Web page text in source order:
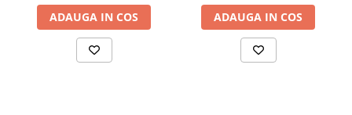
Educație și carte școlară
Metoda Montessori
Culegeri și materiale auxiliare
ADAUGA IN COS ADAUGA IN COS